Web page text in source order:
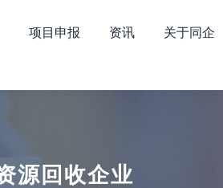
项目申报 资讯 关于同企
源回收企业